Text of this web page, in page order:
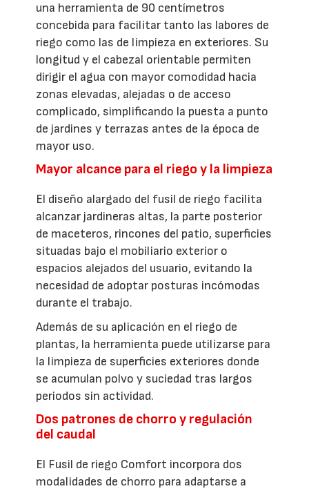
una herramienta de 90 centímetros
concebida para facilitar tanto las labores de
riego como las de limpieza en exteriores. Su
longitud y el cabezal orientable permiten
dirigir el agua con mayor comodidad hacia
zonas elevadas, alejadas o de acceso
complicado, simplificando la puesta a punto
de jardines y terrazas antes de la época de
mayor uso.
Mayor alcance para el riego y la limpieza
El diseño alargado del fusil de riego facilita
alcanzar jardineras altas, la parte posterior
de maceteros, rincones del patio, superficies
situadas bajo el mobiliario exterior o
espacios alejados del usuario, evitando la
necesidad de adoptar posturas incómodas
durante el trabajo.
Además de su aplicación en el riego de
plantas, la herramienta puede utilizarse para
la limpieza de superficies exteriores donde
se acumulan polvo y suciedad tras largos
periodos sin actividad.
Dos patrones de chorro y regulación
del caudal
El Fusil de riego Comfort incorpora dos
modalidades de chorro para adaptarse a